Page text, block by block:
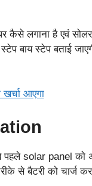
लगाना है एवं सोलर
बाय स्टेप बताई
आएगा
solar panel को
से बैटरी को चार्ज कर